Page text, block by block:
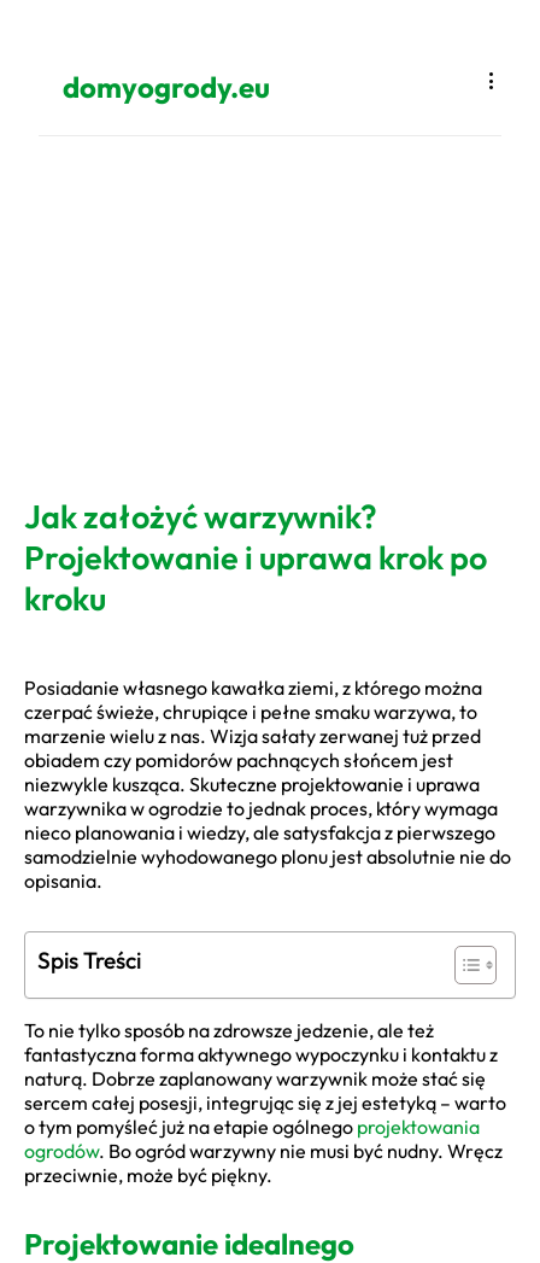
domyogrody.eu
Jak założyć warzywnik?
Projektowanie i uprawa krok po
kroku
Posiadanie własnego kawałka ziemi, z którego można
czerpać świeże, chrupiące i pełne smaku warzywa, to
marzenie wielu z nas. Wizja sałaty zerwanej tuż przed
obiadem czy pomidorów pachnących słońcem jest
niezwykle kusząca. Skuteczne projektowanie i uprawa
warzywnika w ogrodzie to jednak proces, który wymaga
nieco planowania i wiedzy, ale satysfakcja z pierwszego
samodzielnie wyhodowanego plonu jest absolutnie nie do
opisania.
Spis Treści
To nie tylko sposób na zdrowsze jedzenie, ale też
fantastyczna forma aktywnego wypoczynku i kontaktu z
naturą. Dobrze zaplanowany warzywnik może stać się
sercem całej posesji, integrując się z jej estetyką – warto
o tym pomyśleć już na etapie ogólnego projektowania
ogrodów. Bo ogród warzywny nie musi być nudny. Wręcz
przeciwnie, może być piękny.
Projektowanie idealnego